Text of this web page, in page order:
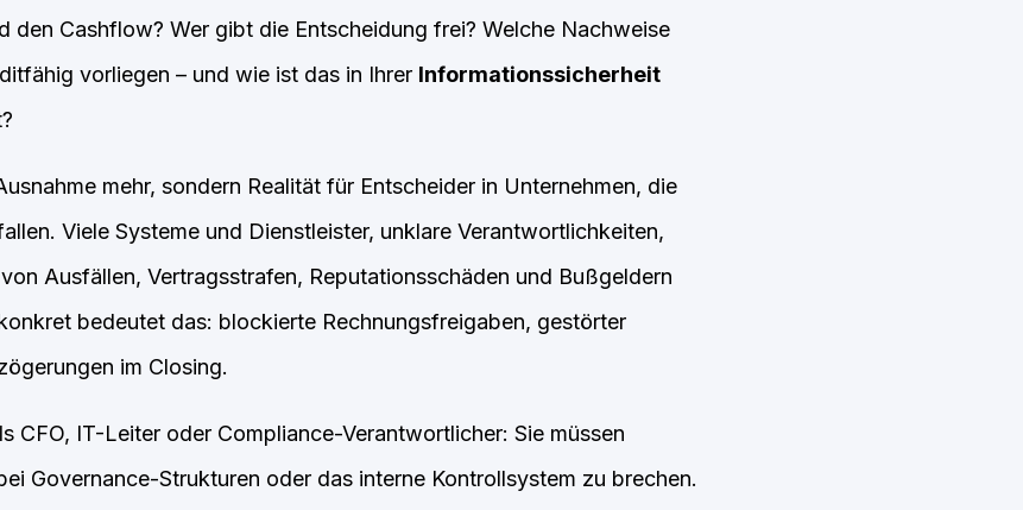
den Cashflow? Wer gibt die Entscheidung frei? Welche Nachweise
vorliegen – und wie ist das in Ihrer Informationssicherheit
mehr, sondern Realität für Entscheider in Unternehmen, die
Viele Systeme und Dienstleister, unklare Verantwortlichkeiten,
Ausfällen, Vertragsstrafen, Reputationsschäden und Bußgeldern
bedeutet das: blockierte Rechnungsfreigaben, gestörter
im Closing.
CFO, IT-Leiter oder Compliance-Verantwortlicher: Sie müssen
Governance-Strukturen oder das interne Kontrollsystem zu brechen.